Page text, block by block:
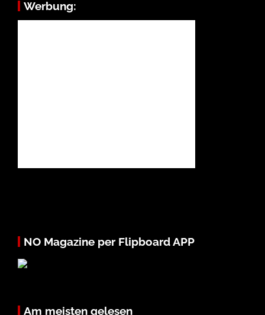
Werbung:
NO Magazine per Flipboard APP
Am meisten gelesen